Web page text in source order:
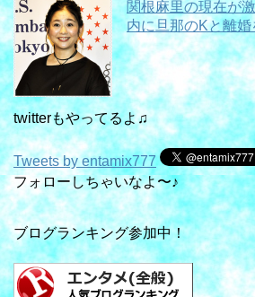
関根麻里の現在が
内に旦那のKと離婚
twitterもやってるよ♫
Tweets by entamix777
フォローしちゃいなよ〜♪
ブログランキング参加中！